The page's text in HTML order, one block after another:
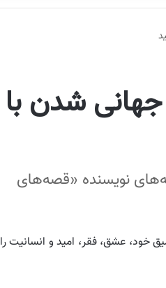
شدن با
نویسنده «قصه‌های
خود، عشق، فقر، امید و انسانیت را